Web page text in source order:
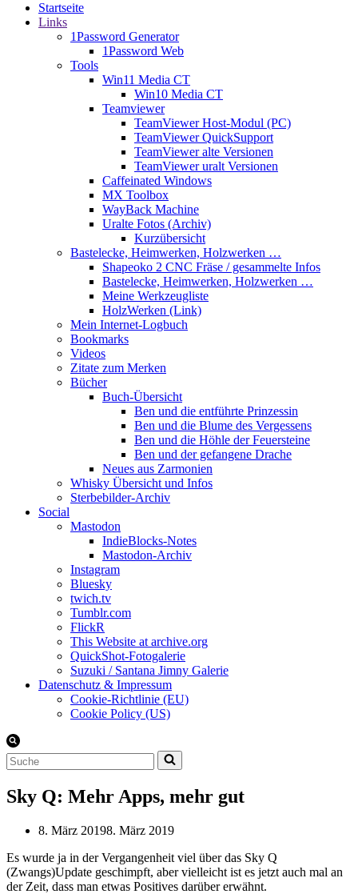
Startseite
Links
1Password Generator
1Password Web
Tools
Win11 Media CT
Win10 Media CT
Teamviewer
TeamViewer Host-Modul (PC)
TeamViewer QuickSupport
TeamViewer alte Versionen
TeamViewer uralt Versionen
Caffeinated Windows
MX Toolbox
WayBack Machine
Uralte Fotos (Archiv)
Kurzübersicht
Bastelecke, Heimwerken, Holzwerken …
Shapeoko 2 CNC Fräse / gesammelte Infos
Bastelecke, Heimwerken, Holzwerken …
Meine Werkzeugliste
HolzWerken (Link)
Mein Internet-Logbuch
Bookmarks
Videos
Zitate zum Merken
Bücher
Buch-Übersicht
Ben und die entführte Prinzessin
Ben und die Blume des Vergessens
Ben und die Höhle der Feuersteine
Ben und der gefangene Drache
Neues aus Zarmonien
Whisky Übersicht und Infos
Sterbebilder-Archiv
Social
Mastodon
IndieBlocks-Notes
Mastodon-Archiv
Instagram
Bluesky
twich.tv
Tumblr.com
FlickR
This Website at archive.org
QuickShot-Fotogalerie
Suzuki / Santana Jimny Galerie
Datenschutz & Impressum
Cookie-Richtlinie (EU)
Cookie Policy (US)
Suchen
nach …
Sky Q: Mehr Apps, mehr gut
8. März 20198. März 2019
Es wurde ja in der Vergangenheit viel über das Sky Q
(Zwangs)Update geschimpft, aber vielleicht ist es jetzt auch mal an
der Zeit, dass man etwas Positives darüber erwähnt.